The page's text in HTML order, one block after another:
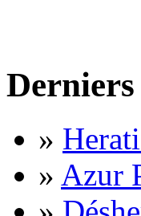
Derniers
»
» Azur